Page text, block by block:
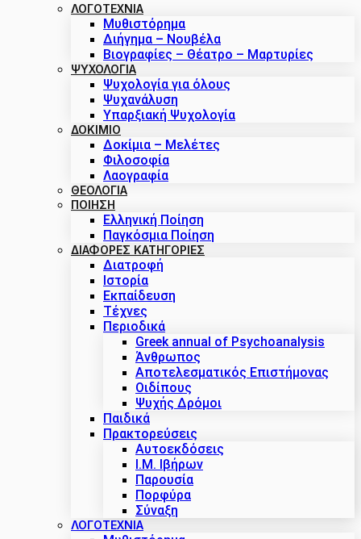
ΛΟΓΟΤΕΧΝΙΑ
Μυθιστόρημα
Διήγημα – Νουβέλα
Βιογραφίες – Θέατρο – Μαρτυρίες
ΨΥΧΟΛΟΓΙΑ
Ψυχολογία για όλους
Ψυχανάλυση
Υπαρξιακή Ψυχολογία
ΔΟΚΊΜΙΟ
Δοκίμια – Μελέτες
Φιλοσοφία
Λαογραφία
ΘΕΟΛΟΓΙΑ
ΠΟΙΗΣΗ
Ελληνική Ποίηση
Παγκόσμια Ποίηση
ΔΙΑΦΟΡΕΣ ΚΑΤΗΓΟΡΙΕΣ
Διατροφή
Ιστορία
Εκπαίδευση
Τέχνες
Περιοδικά
Greek annual of Psychoanalysis
Άνθρωπος
Αποτελεσματικός Επιστήμονας
Οιδίπους
Ψυχής Δρόμοι
Παιδικά
Πρακτoρεύσεις
Αυτοεκδόσεις
Ι.Μ. Ιβήρων
Παρουσία
Πορφύρα
Σύναξη
ΛΟΓΟΤΕΧΝΙΑ